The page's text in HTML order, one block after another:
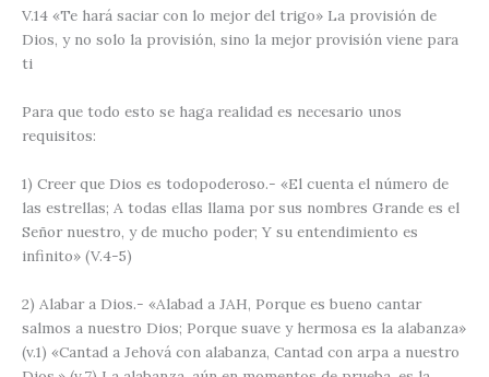
V.14 «Te hará saciar con lo mejor del trigo» La provisión de
Dios, y no solo la provisión, sino la mejor provisión viene para
ti
Para que todo esto se haga realidad es necesario unos
requisitos:
1) Creer que Dios es todopoderoso.- «El cuenta el número de
las estrellas; A todas ellas llama por sus nombres Grande es el
Señor nuestro, y de mucho poder; Y su entendimiento es
infinito» (V.4-5)
2) Alabar a Dios.- «Alabad a JAH, Porque es bueno cantar
salmos a nuestro Dios; Porque suave y hermosa es la alabanza»
(v.1) «Cantad a Jehová con alabanza, Cantad con arpa a nuestro